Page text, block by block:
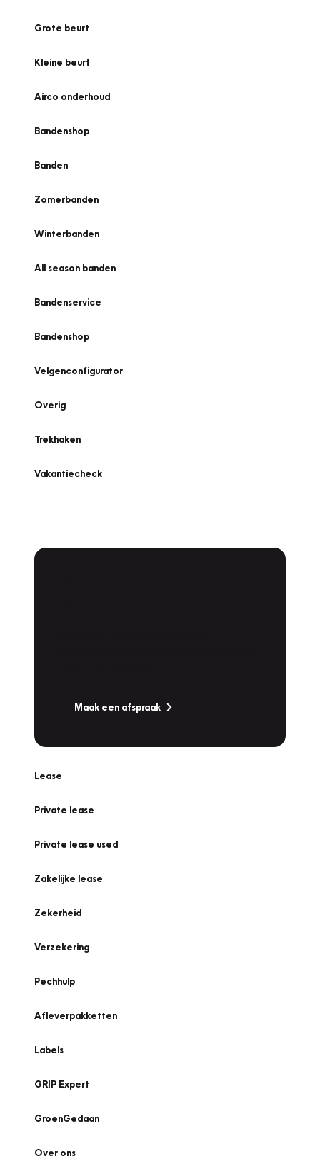
Grote beurt
Kleine beurt
Airco onderhoud
Bandenshop
Banden
Zomerbanden
Winterbanden
All season banden
Bandenservice
Bandenshop
Velgenconfigurator
Overig
Trekhaken
Vakantiecheck
Maak een afspraak
Lease
Private lease
Private lease used
Zakelijke lease
Zekerheid
Verzekering
Pechhulp
Afleverpakketten
Labels
GRIP Expert
GroenGedaan
Over ons